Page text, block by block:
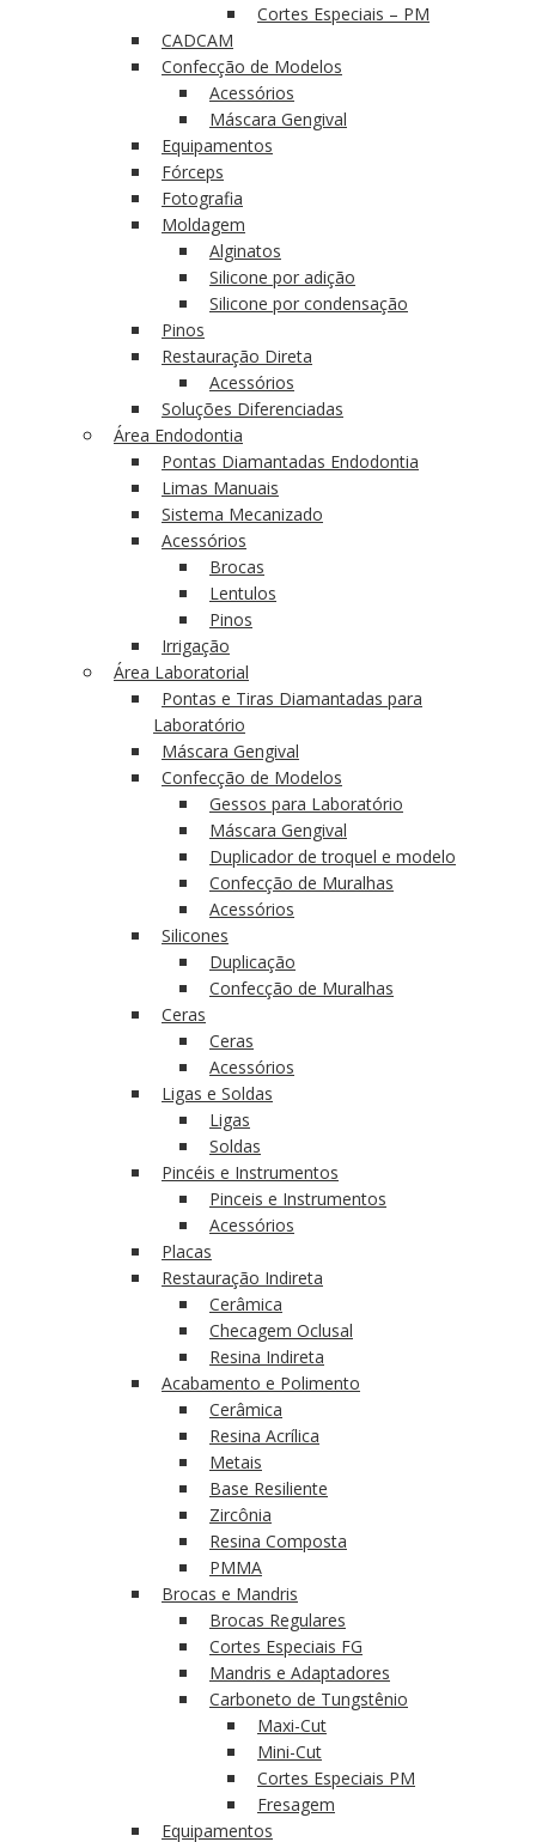
Cortes Especiais – PM
CADCAM
Confecção de Modelos
Acessórios
Máscara Gengival
Equipamentos
Fórceps
Fotografia
Moldagem
Alginatos
Silicone por adição
Silicone por condensação
Pinos
Restauração Direta
Acessórios
Soluções Diferenciadas
Área Endodontia
Pontas Diamantadas Endodontia
Limas Manuais
Sistema Mecanizado
Acessórios
Brocas
Lentulos
Pinos
Irrigação
Área Laboratorial
Pontas e Tiras Diamantadas para
Laboratório
Máscara Gengival
Confecção de Modelos
Gessos para Laboratório
Máscara Gengival
Duplicador de troquel e modelo
Confecção de Muralhas
Acessórios
Silicones
Duplicação
Confecção de Muralhas
Ceras
Ceras
Acessórios
Ligas e Soldas
Ligas
Soldas
Pincéis e Instrumentos
Pinceis e Instrumentos
Acessórios
Placas
Restauração Indireta
Cerâmica
Checagem Oclusal
Resina Indireta
Acabamento e Polimento
Cerâmica
Resina Acrílica
Metais
Base Resiliente
Zircônia
Resina Composta
PMMA
Brocas e Mandris
Brocas Regulares
Cortes Especiais FG
Mandris e Adaptadores
Carboneto de Tungstênio
Maxi-Cut
Mini-Cut
Cortes Especiais PM
Fresagem
Equipamentos